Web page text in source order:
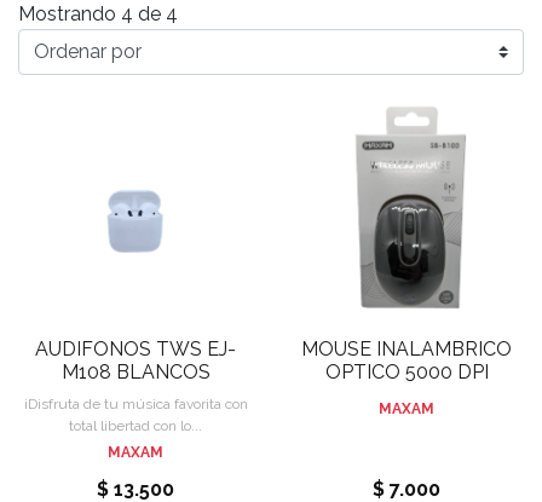
Mostrando 4 de 4
AUDIFONOS TWS EJ-
M108 BLANCOS
¡Disfruta de tu música favorita con
total libertad con lo...
MAXAM
$ 13.500
MOUSE INALAMBRICO
OPTICO 5000 DPI
MAXAM
$ 7.000